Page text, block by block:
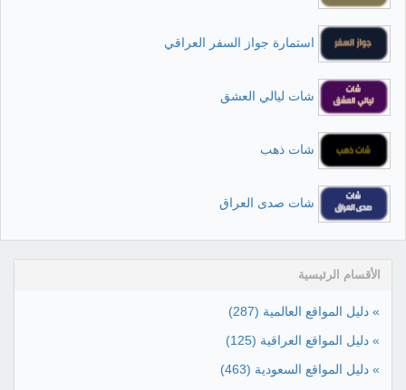
استمارة جواز السفر العراقي
شات ليالي العشق
شات ذهب
شات صدى العراق
الأقسام الرئيسية
» دليل المواقع العالمية (287)
» دليل المواقع العراقية (125)
» دليل المواقع السعودية (463)